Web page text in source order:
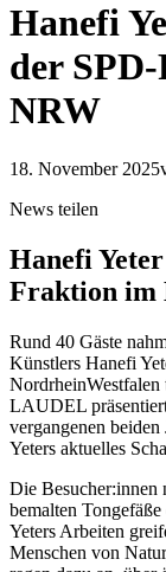
Hanefi
der
NRW
18. November 2025
News teilen
Hanefi
Fraktion im
Rund 40 Gäste
Künstlers Hanefi
LAUDEL
vergangenen
Yeters aktuelles
Die Besucher:innen
bemalten
Yeters Arbeiten
Menschen von